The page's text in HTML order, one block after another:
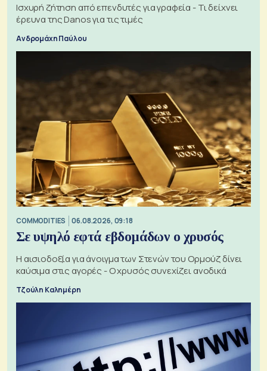
Ισχυρή ζήτηση από επενδυτές για γραφεία - Τι δείχνει
έρευνα της Danos για τις τιμές
Ανδρομάχη Παύλου
COMMODITIES 06.08.2026, 09:18
Σε υψηλό εφτά εβδομάδων ο χρυσός
Η αισιοδοξία για άνοιγμα των Στενών του Ορμούζ δίνει
καύσιμα στις αγορές - Ο χρυσός συνεχίζει ανοδικά
Τζούλη Καλημέρη